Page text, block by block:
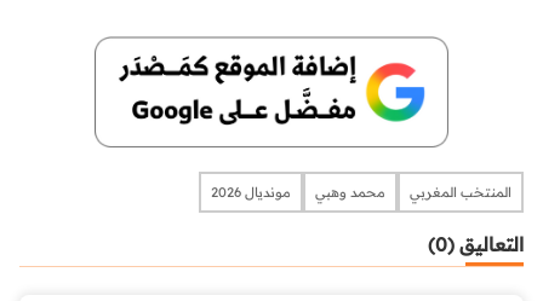
المنتخب المغربي محمد وهبي مونديال 2026
التعاليق (0)